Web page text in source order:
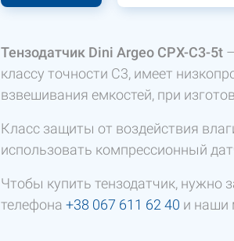
Тензодатчик Dini Argeo CPX-C3-5t
классу точности C3, имеет
взвешивания емкостей, при
Класс защиты от воздействия
использовать компрессионный
Чтобы купить тензодатчик, нужно
телефона +38 067 611 62 40 и наши